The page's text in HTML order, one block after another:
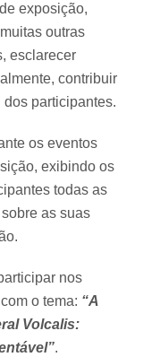
exposição,
outras
esclarecer
contribuir
participantes.
os eventos
exibindo os
todas as
as suas
nos
o tema: “A
Volcalis:
.